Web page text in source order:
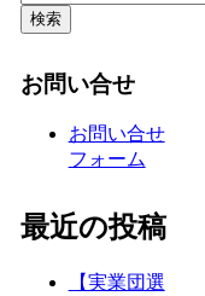
検索
お問い合せ
お問い合せ
フォーム
最近の投稿
【実業団選